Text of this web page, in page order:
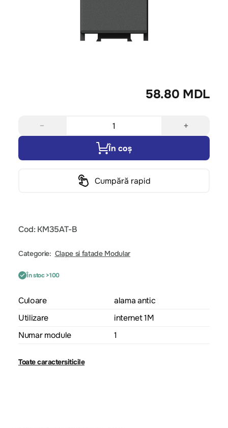
58.80 MDL
− +
În coș
Cumpără rapid
Cod: KM35AT-B
Categorie: Clape si fatade Modular
În stoc >100
Culoare
alama antic
Utilizare
internet 1M
Numar module
1
Toate caractersiticile